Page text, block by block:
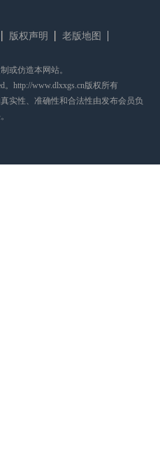
版权声明
老版地图
制或仿造本网站。
。http://www.dlxxgs.cn版权所有
实性、准确性和合法性由发布会员负